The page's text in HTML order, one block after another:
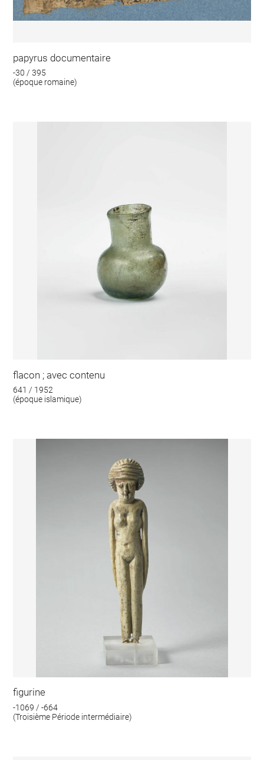
papyrus documentaire
-30 / 395
(époque romaine)
flacon ; avec contenu
641 / 1952
(époque islamique)
figurine
-1069 / -664
(Troisième Période intermédiaire)